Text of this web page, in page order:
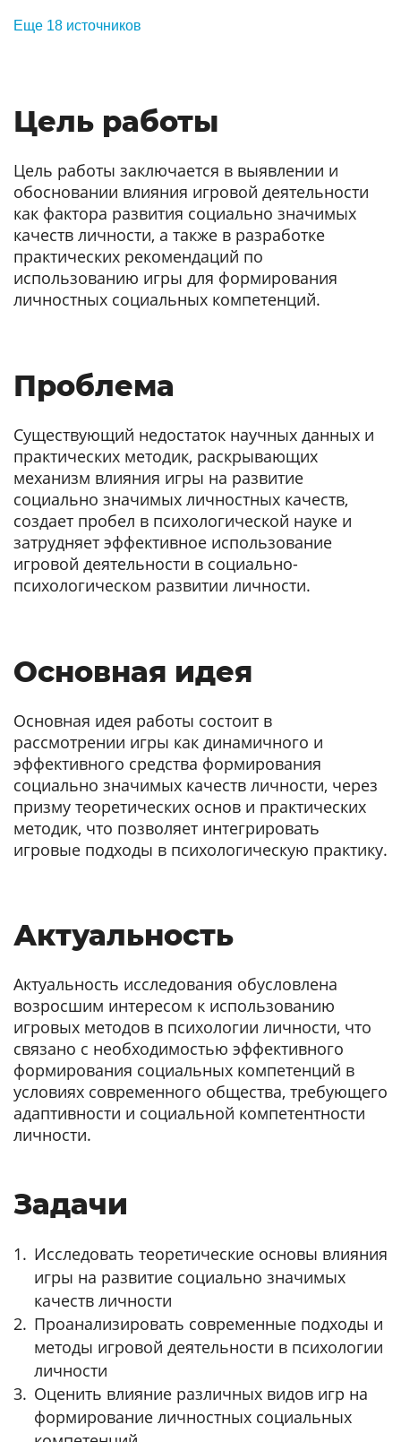
Еще 18 источников
Цель работы
Цель работы заключается в выявлении и
обосновании влияния игровой деятельности
как фактора развития социально значимых
качеств личности, а также в разработке
практических рекомендаций по
использованию игры для формирования
личностных социальных компетенций.
Проблема
Существующий недостаток научных данных и
практических методик, раскрывающих
механизм влияния игры на развитие
социально значимых личностных качеств,
создает пробел в психологической науке и
затрудняет эффективное использование
игровой деятельности в социально-
психологическом развитии личности.
Основная идея
Основная идея работы состоит в
рассмотрении игры как динамичного и
эффективного средства формирования
социально значимых качеств личности, через
призму теоретических основ и практических
методик, что позволяет интегрировать
игровые подходы в психологическую практику.
Актуальность
Актуальность исследования обусловлена
возросшим интересом к использованию
игровых методов в психологии личности, что
связано с необходимостью эффективного
формирования социальных компетенций в
условиях современного общества, требующего
адаптивности и социальной компетентности
личности.
Задачи
Исследовать теоретические основы влияния
игры на развитие социально значимых
качеств личности
Проанализировать современные подходы и
методы игровой деятельности в психологии
личности
Оценить влияние различных видов игр на
формирование личностных социальных